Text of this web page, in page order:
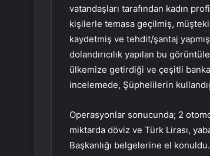
vatandaşları tarafından kadın
kişilerle temasa geçilmiş,
kaydetmiş ve tehdit/şantaj
dolandırıcılık yapılan bu
ülkemize getirdiği ve çeşitli
incelemede, Şüphelilerin
Operasyonlar sonucunda; 2
miktarda döviz ve Türk Lirası,
Başkanlığı belgelerine el konuldu.